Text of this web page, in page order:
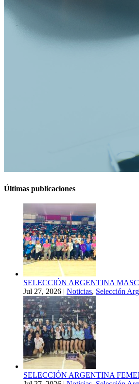
Últimas publicaciones
SELECCIÓN ARGENTINA
Jul 27, 2026 | Noticias, Selección
SELECCIÓN ARGENTINA